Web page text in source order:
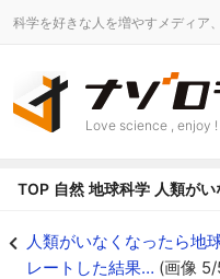
科学を好きな人を増やすメディア
Love science , enjoy !
TOP 自然 地球科学 人類が
人類がいなくなったら地
レートした結果… (画像 5/